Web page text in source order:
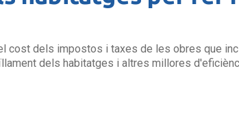
cost dels impostos i taxes de les obres que
dels habitatges i altres millores